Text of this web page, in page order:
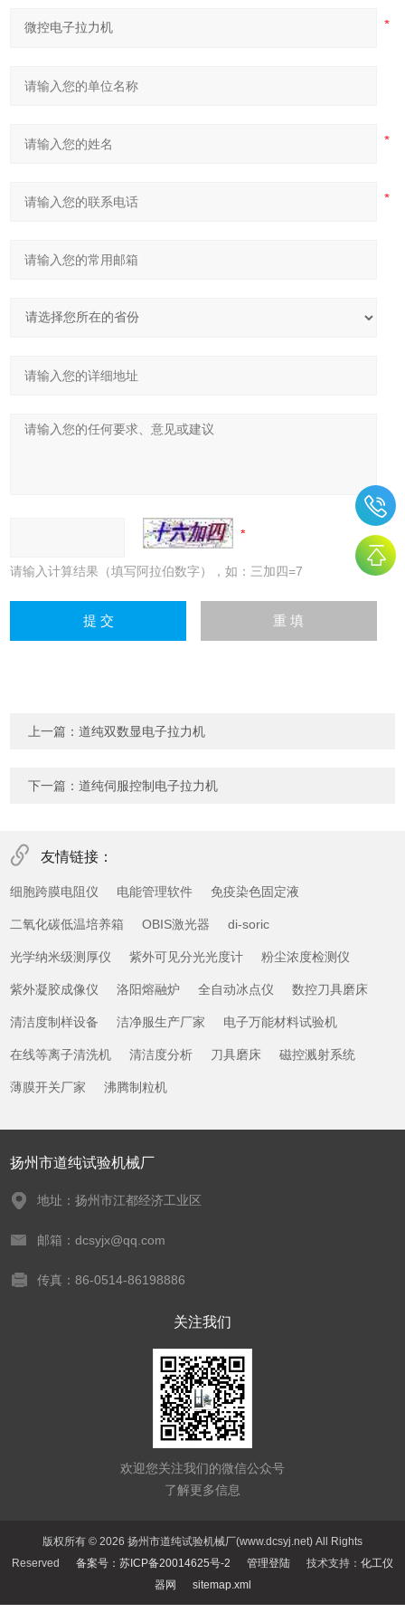
请输入计算结果（填写阿拉伯数字），如：三加四=7
上一篇：道纯双数显电子拉力机
下一篇：道纯伺服控制电子拉力机
友情链接：
细胞跨膜电阻仪 电能管理软件 免疫染色固定液
二氧化碳低温培养箱 OBIS激光器 di-soric
光学纳米级测厚仪 紫外可见分光光度计 粉尘浓度检测仪
紫外凝胶成像仪 洛阳熔融炉 全自动冰点仪 数控刀具磨床
清洁度制样设备 洁净服生产厂家 电子万能材料试验机
在线等离子清洗机 清洁度分析 刀具磨床 磁控溅射系统
薄膜开关厂家 沸腾制粒机
扬州市道纯试验机械厂
地址：扬州市江都经济工业区
邮箱：dcsyjx@qq.com
传真：86-0514-86198886
关注我们
欢迎您关注我们的微信公众号
了解更多信息
版权所有 © 2026 扬州市道纯试验机械厂(www.dcsyj.net) All Rights
Reserved 备案号：苏ICP备20014625号-2 管理登陆 技术支持： 化工仪
器网
sitemap.xml